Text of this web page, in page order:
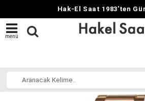
Hak-El Saat 1983'ten
menü